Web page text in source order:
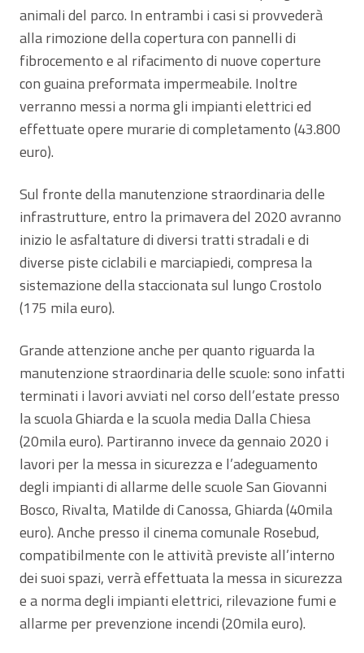
animali del parco. In entrambi i casi si provvederà
alla rimozione della copertura con pannelli di
fibrocemento e al rifacimento di nuove coperture
con guaina preformata impermeabile. Inoltre
verranno messi a norma gli impianti elettrici ed
effettuate opere murarie di completamento (43.800
euro).
Sul fronte della manutenzione straordinaria delle
infrastrutture, entro la primavera del 2020 avranno
inizio le asfaltature di diversi tratti stradali e di
diverse piste ciclabili e marciapiedi, compresa la
sistemazione della staccionata sul lungo Crostolo
(175 mila euro).
Grande attenzione anche per quanto riguarda la
manutenzione straordinaria delle scuole: sono infatti
terminati i lavori avviati nel corso dell’estate presso
la scuola Ghiarda e la scuola media Dalla Chiesa
(20mila euro). Partiranno invece da gennaio 2020 i
lavori per la messa in sicurezza e l’adeguamento
degli impianti di allarme delle scuole San Giovanni
Bosco, Rivalta, Matilde di Canossa, Ghiarda (40mila
euro). Anche presso il cinema comunale Rosebud,
compatibilmente con le attività previste all’interno
dei suoi spazi, verrà effettuata la messa in sicurezza
e a norma degli impianti elettrici, rilevazione fumi e
allarme per prevenzione incendi (20mila euro).